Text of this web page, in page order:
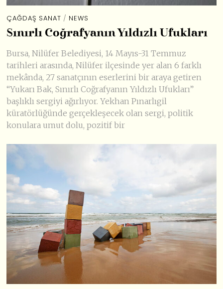
ÇAĞDAŞ SANAT / NEWS
Sınırlı Coğrafyanın Yıldızlı Ufukları
Bursa, Nilüfer Belediyesi, 14 Mayıs-31 Temmuz
tarihleri arasında, Nilüfer ilçesinde yer alan 6 farklı
mekânda, 27 sanatçının eserlerini bir araya getiren
“Yukarı Bak, Sınırlı Coğrafyanın Yıldızlı Ufukları”
başlıklı sergiyi ağırlıyor. Yekhan Pınarlıgil
küratörlüğünde gerçekleşecek olan sergi, politik
konulara umut dolu, pozitif bir